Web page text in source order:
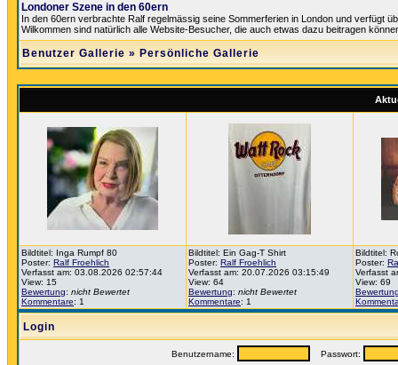
Londoner Szene in den 60ern
In den 60ern verbrachte Ralf regelmässig seine Sommerferien in London und verfügt
Wilkommen sind natürlich alle Website-Besucher, die auch etwas dazu beitragen
Benutzer Gallerie » Persönliche Gallerie
Bildtitel: Inga Rumpf 80
Poster: Ralf Froehlich
Verfasst am: 03.08.2026 02:57:44
View: 15
Bewertung: nicht Bewertet
Kommentare: 1
Bildtitel: Ein Gag-T Shirt
Poster: Ralf Froehlich
Verfasst am: 20.07.2026 03:15:49
View: 64
Bewertung: nicht Bewertet
Kommentare: 1
Bildtitel:
Poster:
Verfasst
View: 69
Login
Benutzername: Passwort: